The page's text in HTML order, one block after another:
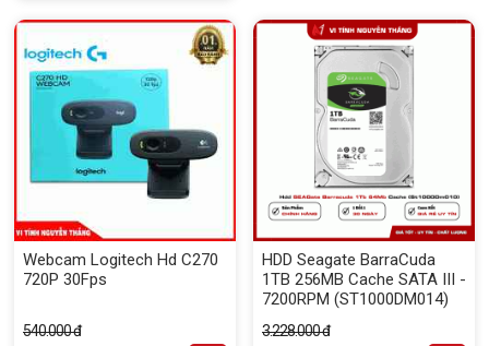
Webcam Logitech Hd C270
720P 30Fps
540.000 đ
HDD Seagate BarraCuda
1TB 256MB Cache SATA III -
7200RPM (ST1000DM014)
3.228.000 đ